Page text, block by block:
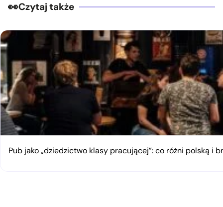
Czytaj także
Pub jako „dziedzictwo klasy pracującej”: co różni polską i